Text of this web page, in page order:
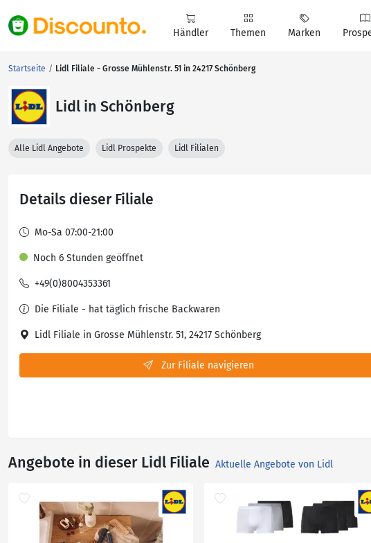
Händler Themen Marken
Startseite Lidl Filiale - Grosse Mühlenstr. 51 in 24217 Schönberg
Lidl in Schönberg
Alle Lidl Angebote Lidl Prospekte Lidl Filialen
Details dieser Filiale
Mo-Sa 07:00-21:00
Noch 6 Stunden geöffnet
+49(0)8004353361
Die Filiale - hat täglich frische Backwaren
Lidl Filiale in Grosse Mühlenstr. 51, 24217 Schönberg
Zur Filiale navigieren
Angebote in dieser Lidl Filiale Aktuelle Angebote von Lidl